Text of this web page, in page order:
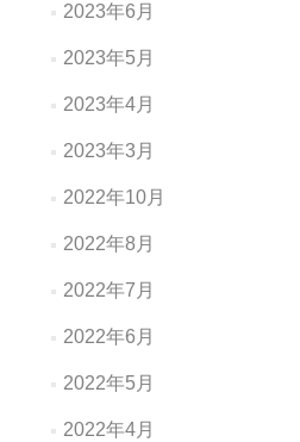
2023年6月
2023年5月
2023年4月
2023年3月
2022年10月
2022年8月
2022年7月
2022年6月
2022年5月
2022年4月